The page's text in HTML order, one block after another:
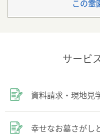
この霊
サービ
資料請求・現地見
幸せなお墓さがし